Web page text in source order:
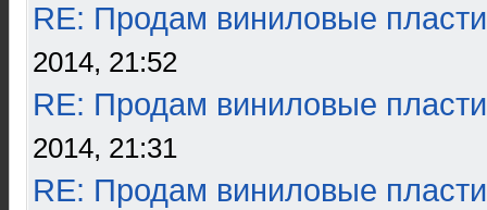
RE: Продам виниловые
2014, 21:52
RE: Продам виниловые
2014, 21:31
RE: Продам виниловые